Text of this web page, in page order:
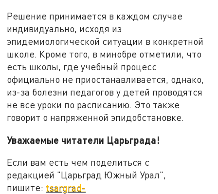
Решение принимается в каждом случае
индивидуально, исходя из
эпидемиологической ситуации в конкретной
школе. Кроме того, в минобре отметили, что
есть школы, где учебный процесс
официально не приостанавливается, однако,
из-за болезни педагогов у детей проводятся
не все уроки по расписанию. Это также
говорит о напряженной эпидобстановке.
Уважаемые читатели Царьграда!
Если вам есть чем поделиться с
редакцией "Царьград Южный Урал",
пишите: tsargrad-